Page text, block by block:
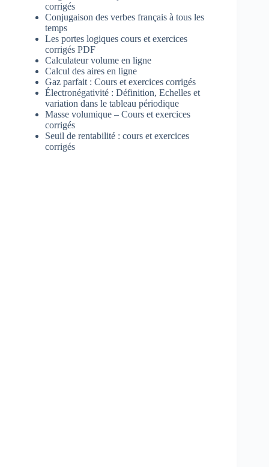
corrigés
Conjugaison des verbes français à tous les
temps
Les portes logiques cours et exercices
corrigés PDF
Calculateur volume en ligne
Calcul des aires en ligne
Gaz parfait : Cours et exercices corrigés
Électronégativité : Définition, Echelles et
variation dans le tableau périodique
Masse volumique – Cours et exercices
corrigés
Seuil de rentabilité : cours et exercices
corrigés